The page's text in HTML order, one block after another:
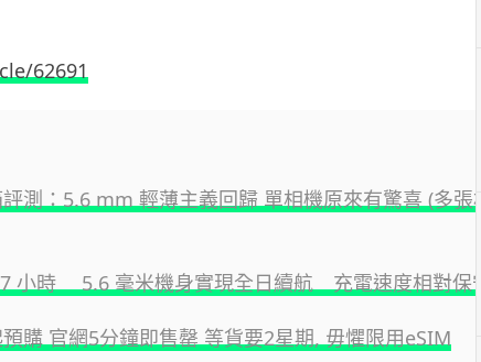
62691
測：5.6 mm 輕薄主義回歸 單相機原來有驚喜 (多張相
小時 5.6 毫米機身實現全日續航 充電速度相對保守
購 官網5分鐘即售罄 等貨要2星期, 毋懼限用eSIM